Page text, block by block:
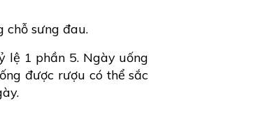
chỗ sưng đau.
lệ 1 phần 5. Ngày uống
được rượu có thể sắc